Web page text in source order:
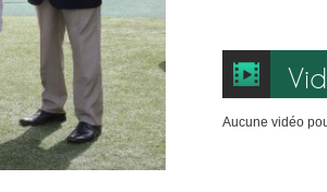
Aucune vidéo